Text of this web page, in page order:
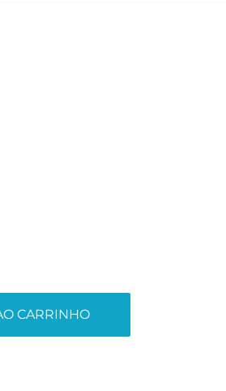
CARRINHO